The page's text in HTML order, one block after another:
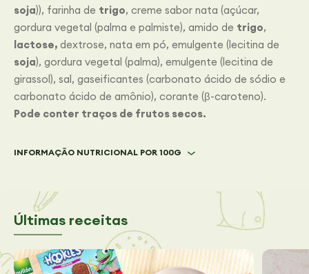
soja)), farinha de trigo, creme sabor nata (açúcar,
gordura vegetal (palma e palmiste), amido de trigo,
lactose, dextrose, nata em pó, emulgente (lecitina de
soja), gordura vegetal (palma), emulgente (lecitina de
girassol), sal, gaseificantes (carbonato ácido de sódio e
carbonato ácido de amônio), corante (β-caroteno).
Pode conter traços de frutos secos.
INFORMAÇÃO NUTRICIONAL POR 100G
Últimas receitas